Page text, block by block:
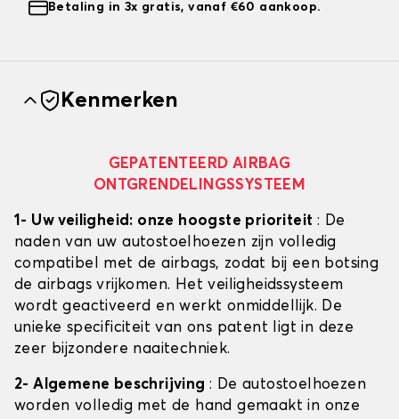
Betaling in 3x gratis, vanaf €60 aankoop.
Kenmerken
GEPATENTEERD AIRBAG
ONTGRENDELINGSSYSTEEM
1- Uw veiligheid: onze hoogste prioriteit : De
naden van uw autostoelhoezen zijn volledig
compatibel met de airbags, zodat bij een botsing
de airbags vrijkomen. Het veiligheidssysteem
wordt geactiveerd en werkt onmiddellijk. De
unieke specificiteit van ons patent ligt in deze
zeer bijzondere naaitechniek.
2- Algemene beschrijving : De autostoelhoezen
worden volledig met de hand gemaakt in onze